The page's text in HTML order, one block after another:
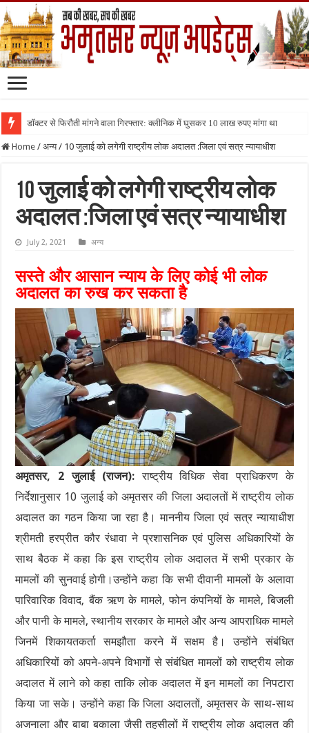
डॉक्टर से फिरौती मांगने वाला गिरफ्तार: क्लीनिक में घुसकर 10 लाख रुपए मांगा था
Home / अन्य / 10 जुलाई को लगेगी राष्ट्रीय लोक अदालत :जिला एवं सत्र न्यायाधीश
10 जुलाई को लगेगी राष्ट्रीय लोक
अदालत :जिला एवं सत्र न्यायाधीश
July 2, 2021 अन्य
सस्ते और आसान न्याय के लिए कोई भी लोक
अदालत का रुख कर सकता है
अमृतसर, 2 जुलाई (राजन):राष्ट्रीय विधिक सेवा प्राधिकरण के
निर्देशानुसार 10 जुलाई को अमृतसर की जिला अदालतों में राष्ट्रीय लोक
अदालत का गठन किया जा रहा है। माननीय जिला एवं सत्र न्यायाधीश
श्रीमती हरप्रीत कौर रंधावा ने प्रशासनिक एवं पुलिस अधिकारियों के
साथ बैठक में कहा कि इस राष्ट्रीय लोक अदालत में सभी प्रकार के
मामलों की सुनवाई होगी।उन्होंने कहा कि सभी दीवानी मामलों के अलावा
पारिवारिक विवाद, बैंक ऋण के मामले, फोन कंपनियों के मामले, बिजली
और पानी के मामले, स्थानीय सरकार के मामले और अन्य आपराधिक मामले
जिनमें शिकायतकर्ता समझौता करने में सक्षम है। उन्होंने संबंधित
अधिकारियों को अपने-अपने विभागों से संबंधित मामलों को राष्ट्रीय लोक
अदालत में लाने को कहा ताकि लोक अदालत में इन मामलों का निपटारा
किया जा सके। उन्होंने कहा कि जिला अदालतों, अमृतसर के साथ-साथ
अजनाला और बाबा बकाला जैसी तहसीलों में राष्ट्रीय लोक अदालत की